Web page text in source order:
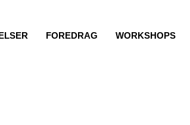
FOREDRAG WORKSHOPS